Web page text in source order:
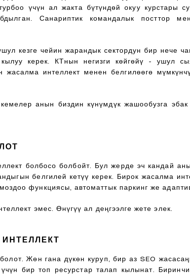
үчүн ал жакта бүтүндөй окуу курстары
Санариптик командалык посттор
кезге чейин жарандык сектордун бир нече
керек. КТнын негизги көйгөйү - ушул
интеллект менен белгилөөгө
анын биздин күнүмдүк жашообузга эбак
болбосо болбойт. Бул жерде эч кандай
белгилей кетүү керек. Бирок жасалма
функциясы, автоматтык паркинг же
эмес. Өнүгүү ал деңгээлге жете элек.
Жөн гана дүкөн куруп, бир аз SEO
бир топ ресурстар талап кылынат.